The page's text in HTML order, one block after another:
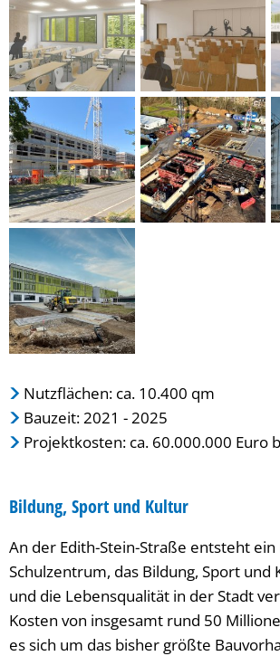
Nutzflächen: ca. 10.400 qm
Bauzeit: 2021 - 2025
Projektkosten: ca. 60.000.000 Euro
Bildung, Sport und Kultur
An der Edith-Stein-Straße entsteht ein
Schulzentrum, das Bildung, Sport und
und die Lebensqualität in der Stadt
Kosten von insgesamt rund 50
es sich um das bisher größte